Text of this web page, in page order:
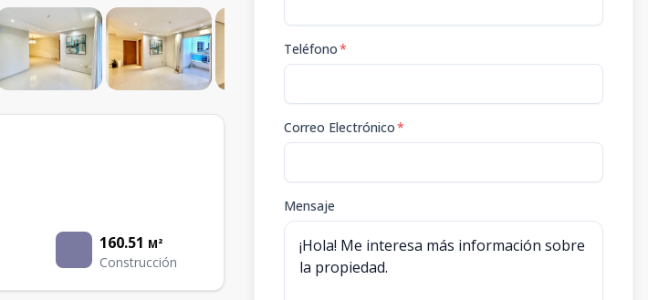
160.51 M²
Construcción
Teléfono*
Correo Electrónico*
Mensaje